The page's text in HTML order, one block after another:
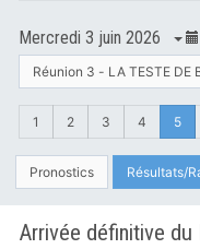
Mercredi 3 juin 2026
Réunion 3 - LA TESTE DE
1 2 3 4 5
Pronostics Résultats/